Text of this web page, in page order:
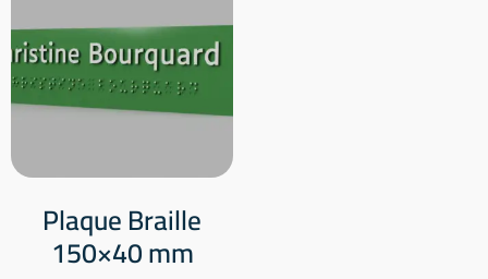
Plaque Braille
150×40 mm